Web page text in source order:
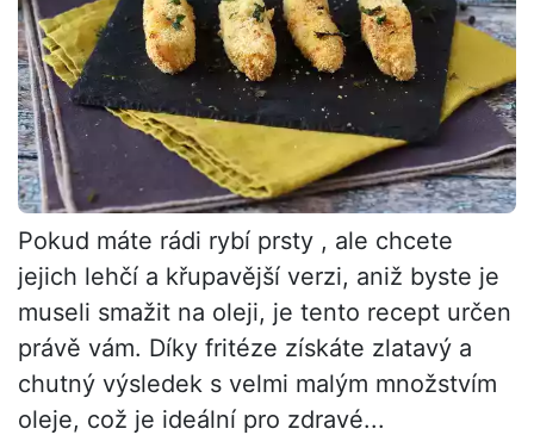
Pokud máte rádi rybí prsty , ale chcete
jejich lehčí a křupavější verzi, aniž byste je
museli smažit na oleji, je tento recept určen
právě vám. Díky fritéze získáte zlatavý a
chutný výsledek s velmi malým množstvím
oleje, což je ideální pro zdravé...